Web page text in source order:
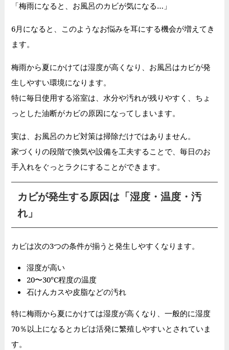
「梅雨になると、お風呂のカビが気になる…」
6月になると、このようなお悩みを耳にする機会が増えてき
ます。
梅雨から夏にかけては湿度が高くなり、お風呂はカビが発
生しやすい環境になります。
特に毎日使用する浴室は、水分や汚れが残りやすく、ちょ
っとした油断がカビの原因になってしまいます。
実は、お風呂のカビ対策は掃除だけではありません。
家づくりの段階で換気や設備を工夫することで、毎日のお
手入れをぐっとラクにすることができます。
カビが発生する原因は「湿度・温度・汚
れ」
カビは次の3つの条件が揃うと発生しやすくなります。
湿度が高い
20〜30℃程度の温度
石けんカスや皮脂などの汚れ
特に梅雨から夏にかけては湿度が高くなり、一般的に湿度
70％以上になるとカビは活発に繁殖しやすいとされていま
す。